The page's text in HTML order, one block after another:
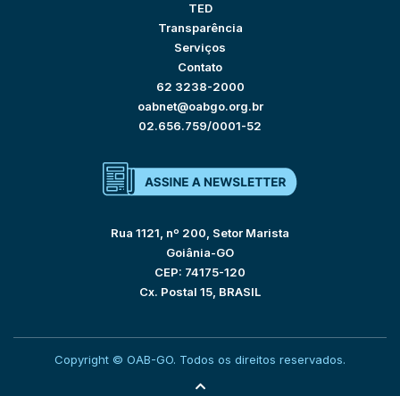
TED
Transparência
Serviços
Contato
62 3238-2000
oabnet@oabgo.org.br
02.656.759/0001-52
Rua 1121, nº 200, Setor Marista
Goiânia-GO
CEP: 74175-120
Cx. Postal 15, BRASIL
Copyright © OAB-GO. Todos os direitos reservados.